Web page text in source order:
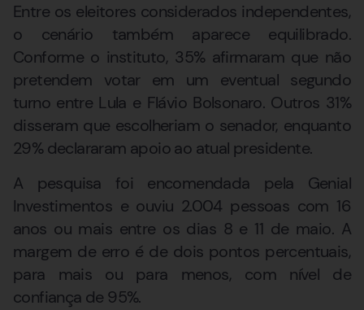
Entre os eleitores considerados independentes,
o cenário também aparece equilibrado.
Conforme o instituto, 35% afirmaram que não
pretendem votar em um eventual segundo
turno entre Lula e Flávio Bolsonaro. Outros 31%
disseram que escolheriam o senador, enquanto
29% declararam apoio ao atual presidente.
A pesquisa foi encomendada pela Genial
Investimentos e ouviu 2.004 pessoas com 16
anos ou mais entre os dias 8 e 11 de maio. A
margem de erro é de dois pontos percentuais,
para mais ou para menos, com nível de
confiança de 95%.